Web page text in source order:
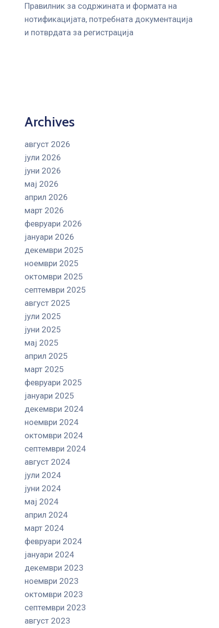
Правилник за содржината и формата на
нотификацијата, потребната документација
и потврдата за регистрација
Archives
август 2026
јули 2026
јуни 2026
мај 2026
април 2026
март 2026
февруари 2026
јануари 2026
декември 2025
ноември 2025
октомври 2025
септември 2025
август 2025
јули 2025
јуни 2025
мај 2025
април 2025
март 2025
февруари 2025
јануари 2025
декември 2024
ноември 2024
октомври 2024
септември 2024
август 2024
јули 2024
јуни 2024
мај 2024
април 2024
март 2024
февруари 2024
јануари 2024
декември 2023
ноември 2023
октомври 2023
септември 2023
август 2023